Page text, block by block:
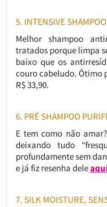
5. INTENSIVE
Melhor shampoo
tratados porque limpa
baixo que os
couro cabeludo. Ótimo
R$ 33,90.
6. PRÉ SHAMPOO
E tem como não
deixando tudo
profundamente sem
e já fiz resenha dele
7. SILK MOISTURE,